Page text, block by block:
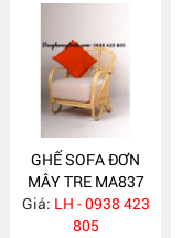
GHẾ SOFA ĐƠN
MÂY TRE MA837
Giá: LH - 0938 423
805